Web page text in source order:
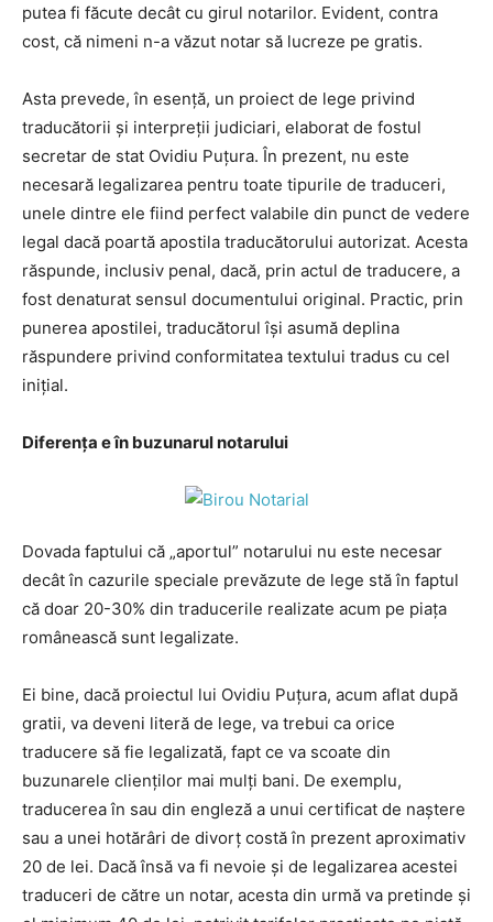
putea fi făcute decât cu girul notarilor. Evident, contra
cost, că nimeni n-a văzut notar să lucreze pe gratis.
Asta prevede, în esenţă, un proiect de lege privind
traducătorii şi interpreţii judiciari, elaborat de fostul
secretar de stat Ovidiu Puţura. În prezent, nu este
necesară legalizarea pentru toate tipurile de traduceri,
unele dintre ele fiind perfect valabile din punct de vedere
legal dacă poartă apostila traducătorului autorizat. Acesta
răspunde, inclusiv penal, dacă, prin actul de traducere, a
fost denaturat sensul documentului original. Practic, prin
punerea apostilei, traducătorul îşi asumă deplina
răspundere privind conformitatea textului tradus cu cel
iniţial.
Diferenţa e în buzunarul notarului
Dovada faptului că „aportul” notarului nu este necesar
decât în cazurile speciale prevăzute de lege stă în faptul
că doar 20-30% din traducerile realizate acum pe piaţa
românească sunt legalizate.
Ei bine, dacă proiectul lui Ovidiu Puţura, acum aflat după
gratii, va deveni literă de lege, va trebui ca orice
traducere să fie legalizată, fapt ce va scoate din
buzunarele clienţilor mai mulţi bani. De exemplu,
traducerea în sau din engleză a unui certificat de naştere
sau a unei hotărâri de divorţ costă în prezent aproximativ
20 de lei. Dacă însă va fi nevoie şi de legalizarea acestei
traduceri de către un notar, acesta din urmă va pretinde şi